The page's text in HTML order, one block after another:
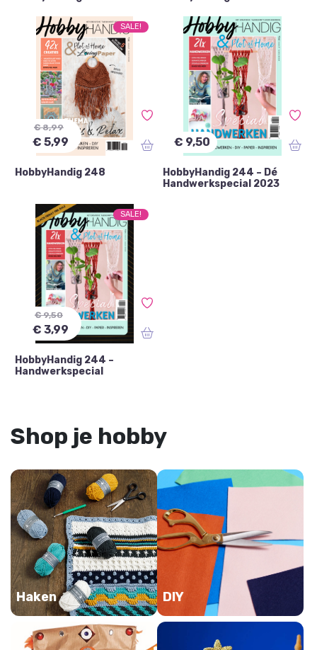
SALE!
€ 8,99
€ 5,99
HobbyHandig 248
€ 9,50
HobbyHandig 244 – Dé
Handwerkspecial 2023
SALE!
€ 9,50
€ 3,99
HobbyHandig 244 –
Handwerkspecial
Shop je hobby
Haken DIY